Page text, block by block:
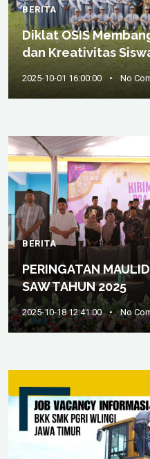
BERITA
Diklat OSIS
dan Kreativitas
2025-10-01 16:00:00 • No
BERITA
PERINGATAN
SAW TAHUN 2025
2025-10-18 12:41:00 • No